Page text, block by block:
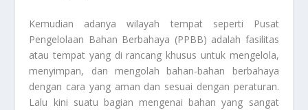
Kemudian adanya wilayah tempat seperti Pusat
Pengelolaan Bahan Berbahaya (PPBB) adalah fasilitas
atau tempat yang di rancang khusus untuk mengelola,
menyimpan, dan mengolah bahan-bahan berbahaya
dengan cara yang aman dan sesuai dengan peraturan.
Lalu kini suatu bagian mengenai bahan yang sangat